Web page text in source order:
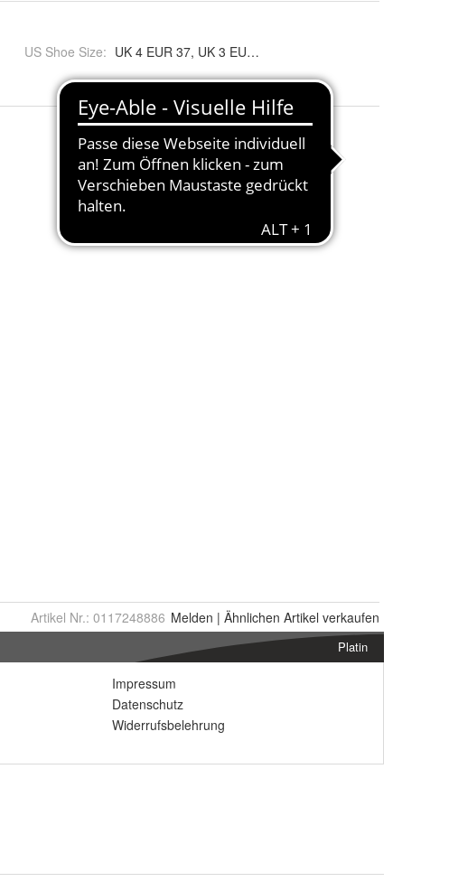
US Shoe Size:
Artikel Nr.: 0117248886 Melden | Ähnlichen Artikel verkaufen
Platin
Impressum
Datenschutz
Widerrufsbelehrung